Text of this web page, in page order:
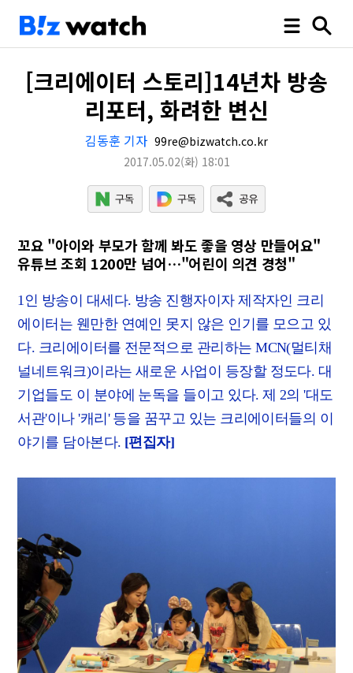
[크리에이터 스토리]14년차 방송
리포터, 화려한 변신
김동훈 기자 99re@bizwatch.co.kr
2017.05.02(화) 18:01
꼬요 "아이와 부모가 함께 봐도 좋을 영상 만들어요"
유튜브 조회 1200만 넘어…"어린이 의견 경청"
1인 방송이 대세다. 방송 진행자이자 제작자인 크리
에이터는 웬만한 연예인 못지 않은 인기를 모으고 있
다. 크리에이터를 전문적으로 관리하는 MCN(멀티채
널네트워크)이라는 새로운 사업이 등장할 정도다. 대
기업들도 이 분야에 눈독을 들이고 있다. 제 2의 '대도
서관'이나 '캐리' 등을 꿈꾸고 있는 크리에이터들의 이
야기를 담아본다. [편집자]